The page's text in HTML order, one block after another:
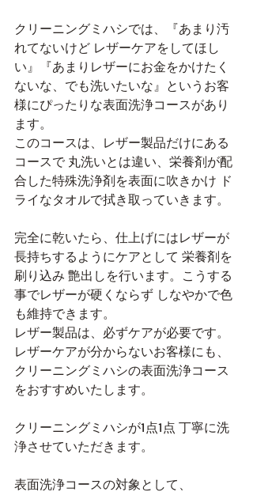
クリーニングミハシでは、『あまり汚
れてないけど レザーケアをしてほし
い』『あまりレザーにお金をかけたく
ないな、でも洗いたいな』というお客
様にぴったりな表面洗浄コースがあり
ます。
このコースは、レザー製品だけにある
コースで 丸洗いとは違い、栄養剤が配
合した特殊洗浄剤を表面に吹きかけ ド
ライなタオルで拭き取っていきます。
完全に乾いたら、仕上げにはレザーが
長持ちするようにケアとして 栄養剤を
刷り込み 艶出しを行います。こうする
事でレザーが硬くならず しなやかで色
も維持できます。
レザー製品は、必ずケアが必要です。
レザーケアが分からないお客様にも、
クリーニングミハシの表面洗浄コース
をおすすめいたします。
クリーニングミハシが1点1点 丁寧に洗
浄させていただきます。
表面洗浄コースの対象として、